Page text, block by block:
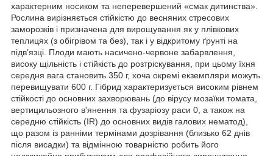
характерним носиком та неперевершений «смак дитинства».
Рослина вирізняється стійкістю до весняних стресових
заморозків і призначена для вирощування як у плівкових
теплицях (з обігрівом та без), так і у відкритому ґрунті на
підв’язці. Плоди мають насичено-червоне забарвлення,
високу щільність і стійкість до розтріскування, при цьому їхня
середня вага становить 350 г, хоча окремі екземпляри можуть
перевищувати 600 г. Гібрид характеризується високим рівнем
стійкості до основних захворювань (до вірусу мозаїки томата,
вертицильозного в'янення та фузаріозу раси 0, а також на
середню стійкість (IR) до основних видів галових нематод),
що разом із ранніми термінами дозрівання (близько 62 днів
після висадки) та відмінною товарністю робить його